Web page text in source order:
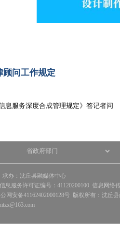
顾问工作规定
息服务深度合成管理规定》答记者问
办：沈丘县融媒体中心
息服务许可证编号：41120200100 信息网络
网安备41162402000128号 版权所有：沈丘